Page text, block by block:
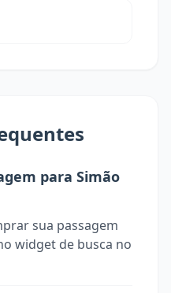
para Simão
sua passagem
widget de busca no